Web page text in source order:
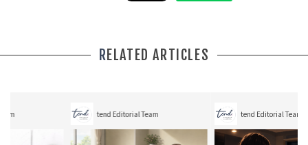
RELATED ARTICLES
tend Editorial Team tend Editorial Team